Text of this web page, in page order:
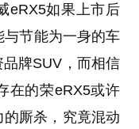
eRX5如果上市后
节能为一身的车
牌SUV，而相信
在的荣eRX5或许
厮杀，究竟混动